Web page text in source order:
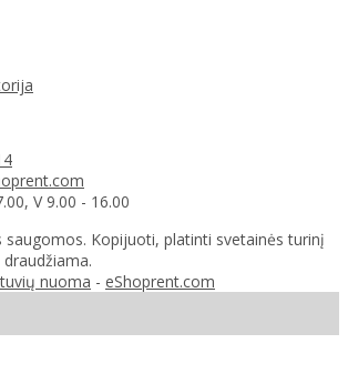
V 9.00 - 16.00
saugomos. Kopijuoti, platinti svetainės turinį
nuoma - eShoprent.com